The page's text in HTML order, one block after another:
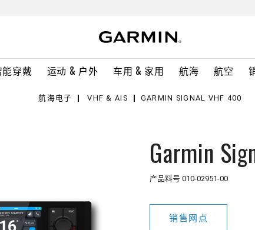
能穿戴 运动 & 户外 车用 & 家用 航海 航空
航海电子 VHF & AIS GARMIN SIGNAL VHF 400
Garmin
产品料号 010-02951-00
销售网点